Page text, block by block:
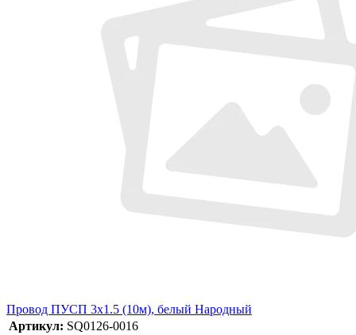
Провод ПУСП 3х1.5 (10м), белый Народный
Артикул: SQ0126-0016